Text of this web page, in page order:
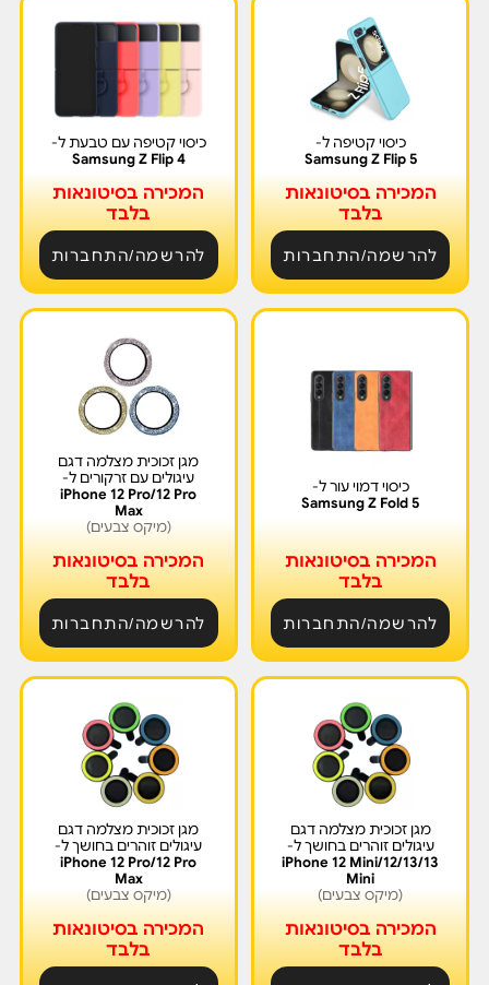
כיסוי קטיפה ל-
Samsung Z Flip 5
המכירה בסיטונאות
בלבד
להרשמה/התחברות
כיסוי קטיפה עם טבעת ל-
Samsung Z Flip 4
המכירה בסיטונאות
בלבד
להרשמה/התחברות
כיסוי דמוי עור ל-
Samsung Z Fold 5
המכירה בסיטונאות
בלבד
להרשמה/התחברות
מגן זכוכית מצלמה דגם
עיגולים עם זרקורים ל-
iPhone 12 Pro/12 Pro
Max
(מיקס צבעים)
המכירה בסיטונאות
בלבד
להרשמה/התחברות
מגן זכוכית מצלמה דגם
עיגולים זוהרים בחושך ל-
iPhone 12 Mini/12/13/13
Mini
(מיקס צבעים)
המכירה בסיטונאות
בלבד
מגן זכוכית מצלמה דגם
עיגולים זוהרים בחושך ל-
iPhone 12 Pro/12 Pro
Max
(מיקס צבעים)
המכירה בסיטונאות
בלבד